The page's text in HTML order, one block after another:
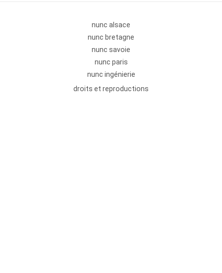
nunc alsace
nunc bretagne
nunc savoie
nunc paris
nunc ingénierie
droits et reproductions